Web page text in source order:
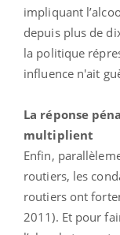
impliquant
depuis plus de
la politique
influence n'ait
La réponse
multiplient
Enfin,
routiers, les
routiers ont
2011). Et pour